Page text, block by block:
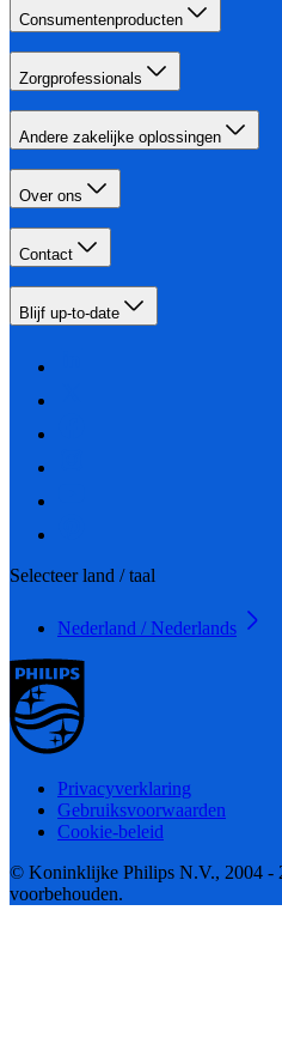
Consumentenproducten
Zorgprofessionals
Andere zakelijke oplossingen
Over ons
Contact
Blijf up-to-date
Selecteer land / taal
Nederland / Nederlands
Privacyverklaring
Gebruiksvoorwaarden
Cookie-beleid
© Koninklijke Philips N.V., 2004 -
voorbehouden.